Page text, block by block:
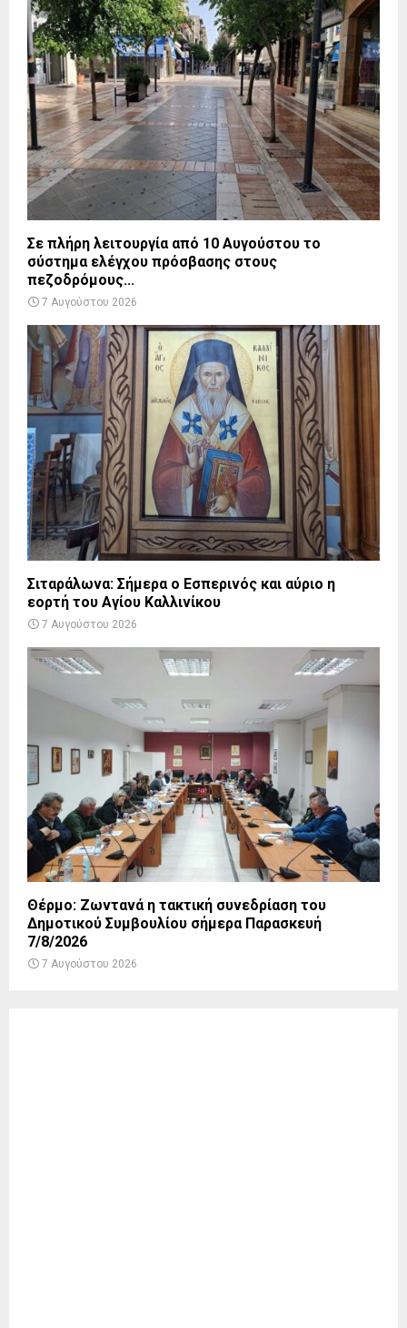
Σε πλήρη λειτουργία από 10 Αυγούστου το
σύστημα ελέγχου πρόσβασης στους
πεζοδρόμους...
7 Αυγούστου 2026
Σιταράλωνα: Σήμερα ο Εσπερινός και αύριο η
εορτή του Αγίου Καλλινίκου
7 Αυγούστου 2026
Θέρμο: Ζωντανά η τακτική συνεδρίαση του
Δημοτικού Συμβουλίου σήμερα Παρασκευή
7/8/2026
7 Αυγούστου 2026